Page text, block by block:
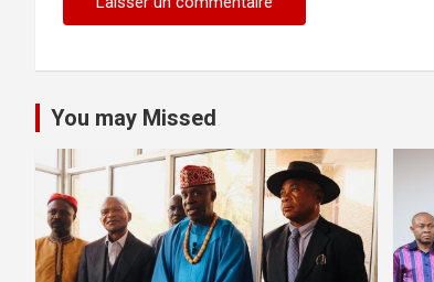
You may Missed